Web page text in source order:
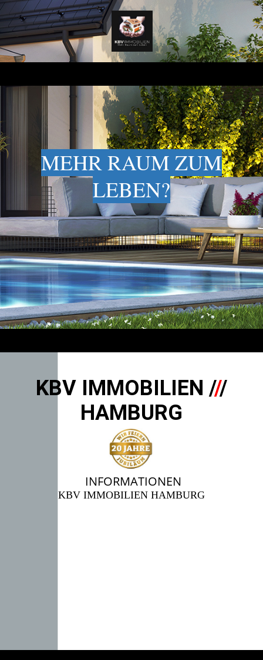
MEHR RAUM ZUM
LEBEN?
KBV IMMOBILIEN ///
HAMBURG
INFORMATIONEN
KBV IMMOBILIEN HAMBURG